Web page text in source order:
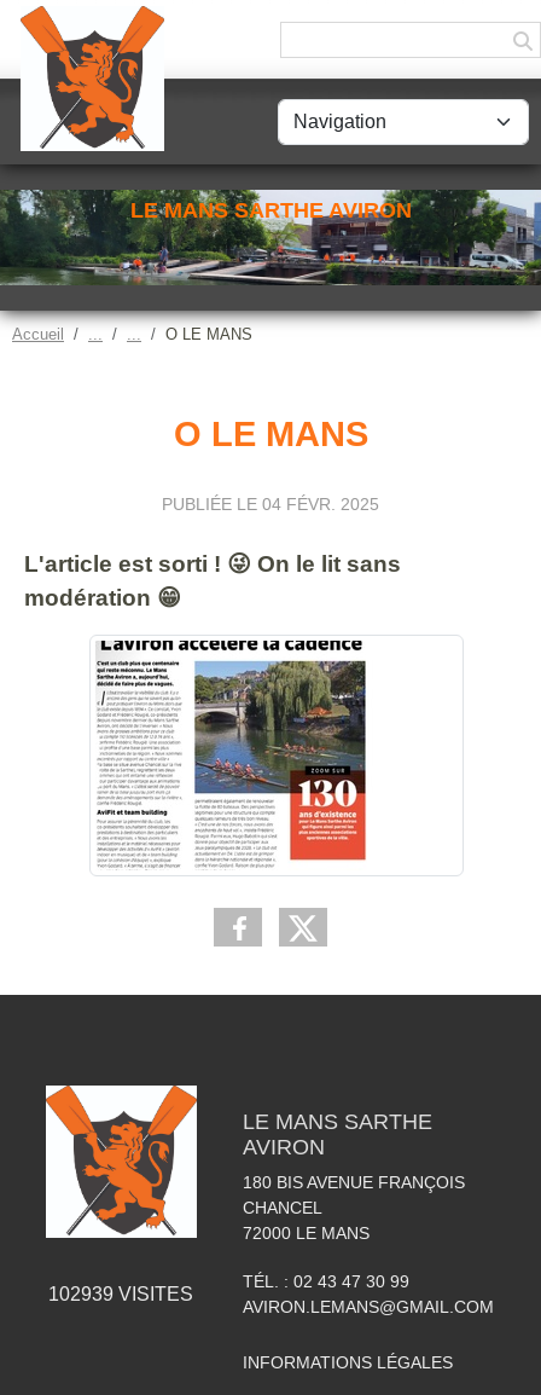
LE MANS SARTHE AVIRON
Accueil O LE MANS
O LE MANS
PUBLIÉE LE 04 FÉVR. 2025
L'article est sorti ! 😜 On le lit sans
modération 😁
102939 VISITES
LE MANS SARTHE
AVIRON
180 BIS AVENUE FRANÇOIS
CHANCEL
72000 LE MANS
TÉL. : 02 43 47 30 99
AVIRON.LEMANS@GMAIL.COM
INFORMATIONS LÉGALES
Panneau de gestion des cookies